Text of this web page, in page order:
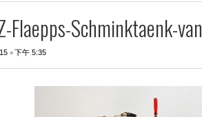
Flaepps-Schminktaenk-
•下午 5:35